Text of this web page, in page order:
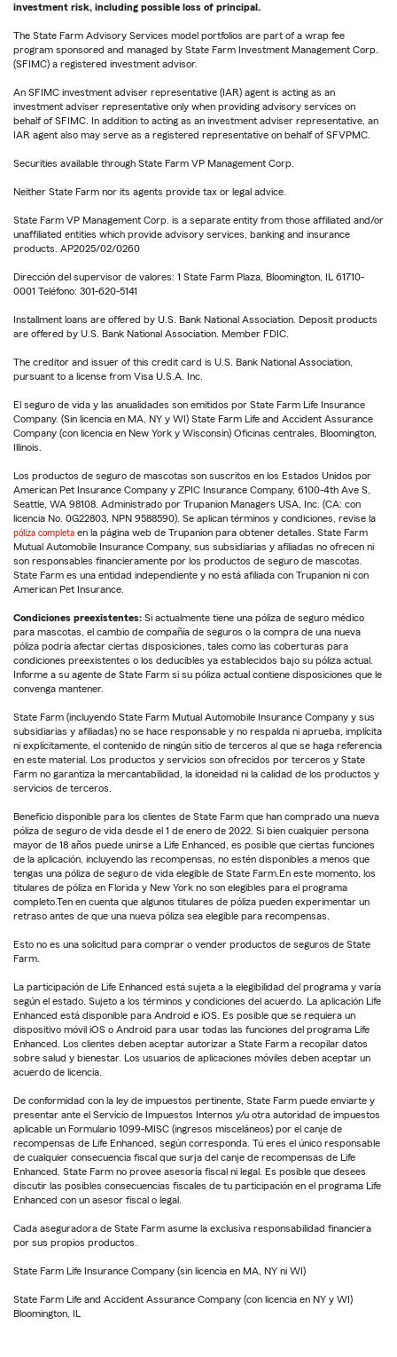
investment risk, including possible loss of principal.
The State Farm Advisory Services model portfolios are part of a wrap fee
program sponsored and managed by State Farm Investment Management Corp.
(SFIMC) a registered investment advisor.
An SFIMC investment adviser representative (IAR) agent is acting as an
investment adviser representative only when providing advisory services on
behalf of SFIMC. In addition to acting as an investment adviser representative, an
IAR agent also may serve as a registered representative on behalf of SFVPMC.
Securities available through State Farm VP Management Corp.
Neither State Farm nor its agents provide tax or legal advice.
State Farm VP Management Corp. is a separate entity from those affiliated and/or
unaffiliated entities which provide advisory services, banking and insurance
products. AP2025/02/0260
Dirección del supervisor de valores: 1 State Farm Plaza, Bloomington, IL 61710-
0001 Teléfono: 301-620-5141
Installment loans are offered by U.S. Bank National Association. Deposit products
are offered by U.S. Bank National Association. Member FDIC.
The creditor and issuer of this credit card is U.S. Bank National Association,
pursuant to a license from Visa U.S.A. Inc.
El seguro de vida y las anualidades son emitidos por State Farm Life Insurance
Company. (Sin licencia en MA, NY y WI) State Farm Life and Accident Assurance
Company (con licencia en New York y Wisconsin) Oficinas centrales, Bloomington,
Illinois.
Los productos de seguro de mascotas son suscritos en los Estados Unidos por
American Pet Insurance Company y ZPIC Insurance Company, 6100-4th Ave S,
Seattle, WA 98108. Administrado por Trupanion Managers USA, Inc. (CA: con
licencia No. 0G22803, NPN 9588590). Se aplican términos y condiciones, revise la
póliza completa en la página web de Trupanion para obtener detalles. State Farm
Mutual Automobile Insurance Company, sus subsidiarias y afiliadas no ofrecen ni
son responsables financieramente por los productos de seguro de mascotas.
State Farm es una entidad independiente y no está afiliada con Trupanion ni con
American Pet Insurance.
Condiciones preexistentes: Si actualmente tiene una póliza de seguro médico
para mascotas, el cambio de compañía de seguros o la compra de una nueva
póliza podría afectar ciertas disposiciones, tales como las coberturas para
condiciones preexistentes o los deducibles ya establecidos bajo su póliza actual.
Informe a su agente de State Farm si su póliza actual contiene disposiciones que le
convenga mantener.
State Farm (incluyendo State Farm Mutual Automobile Insurance Company y sus
subsidiarias y afiliadas) no se hace responsable y no respalda ni aprueba, implícita
ni explícitamente, el contenido de ningún sitio de terceros al que se haga referencia
en este material. Los productos y servicios son ofrecidos por terceros y State
Farm no garantiza la mercantabilidad, la idoneidad ni la calidad de los productos y
servicios de terceros.
Beneficio disponible para los clientes de State Farm que han comprado una nueva
póliza de seguro de vida desde el 1 de enero de 2022. Si bien cualquier persona
mayor de 18 años puede unirse a Life Enhanced, es posible que ciertas funciones
de la aplicación, incluyendo las recompensas, no estén disponibles a menos que
tengas una póliza de seguro de vida elegible de State Farm.En este momento, los
titulares de póliza en Florida y New York no son elegibles para el programa
completo.Ten en cuenta que algunos titulares de póliza pueden experimentar un
retraso antes de que una nueva póliza sea elegible para recompensas.
Esto no es una solicitud para comprar o vender productos de seguros de State
Farm.
La participación de Life Enhanced está sujeta a la elegibilidad del programa y varía
según el estado. Sujeto a los términos y condiciones del acuerdo. La aplicación Life
Enhanced está disponible para Android e iOS. Es posible que se requiera un
dispositivo móvil iOS o Android para usar todas las funciones del programa Life
Enhanced. Los clientes deben aceptar autorizar a State Farm a recopilar datos
sobre salud y bienestar. Los usuarios de aplicaciones móviles deben aceptar un
acuerdo de licencia.
De conformidad con la ley de impuestos pertinente, State Farm puede enviarte y
presentar ante el Servicio de Impuestos Internos y/u otra autoridad de impuestos
aplicable un Formulario 1099-MISC (ingresos misceláneos) por el canje de
recompensas de Life Enhanced, según corresponda. Tú eres el único responsable
de cualquier consecuencia fiscal que surja del canje de recompensas de Life
Enhanced. State Farm no provee asesoría fiscal ni legal. Es posible que desees
discutir las posibles consecuencias fiscales de tu participación en el programa Life
Enhanced con un asesor fiscal o legal.
Cada aseguradora de State Farm asume la exclusiva responsabilidad financiera
por sus propios productos.
State Farm Life Insurance Company (sin licencia en MA, NY ni WI)
State Farm Life and Accident Assurance Company (con licencia en NY y WI)
Bloomington, IL